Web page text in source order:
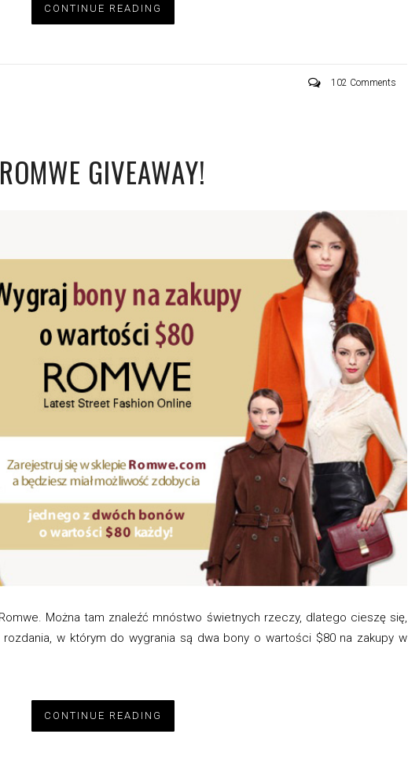
CONTINUE READING
102 Comments
ROMWE GIVEAWAY!
Można tam znaleźć mnóstwo świetnych rzeczy, dlatego cieszę się,
w którym do wygrania są dwa bony o wartości $80 na zakupy w
CONTINUE READING